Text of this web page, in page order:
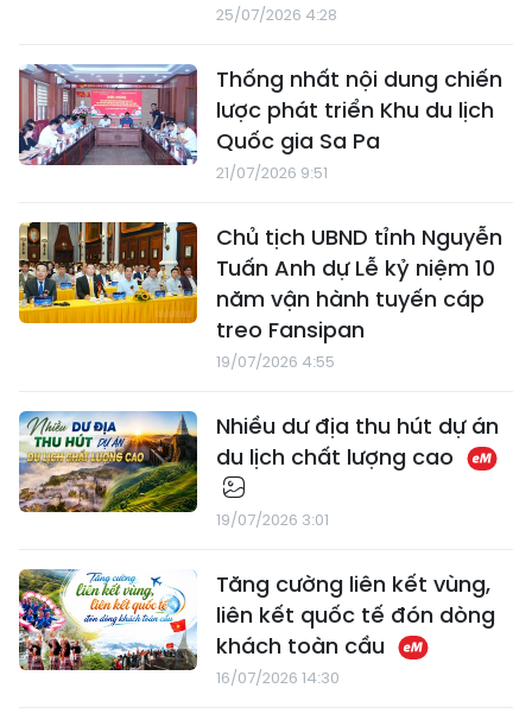
25/07/2026 4:28
Thống nhất nội dung chiến
lược phát triển Khu du lịch
Quốc gia Sa Pa
21/07/2026 9:51
Chủ tịch UBND tỉnh Nguyễn
Tuấn Anh dự Lễ kỷ niệm 10
năm vận hành tuyến cáp
treo Fansipan
19/07/2026 4:55
Nhiều dư địa thu hút dự án
du lịch chất lượng cao
19/07/2026 3:01
Tăng cường liên kết vùng,
liên kết quốc tế đón dòng
khách toàn cầu
16/07/2026 14:30